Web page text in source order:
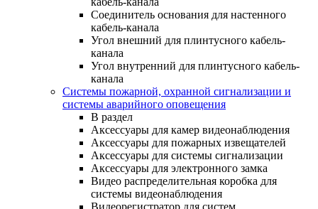
Соединитель основания для настенного
кабель-канала
Угол внешний для плинтусного кабель-
канала
Угол внутренний для плинтусного кабель-
канала
Системы пожарной, охранной сигнализации и
системы аварийного оповещения
В раздел
Аксессуары для камер видеонаблюдения
Аксессуары для пожарных извещателей
Аксессуары для системы сигнализации
Аксессуары для электронного замка
Видео распределительная коробка для
системы видеонаблюдения
Видеорегистратор для систем